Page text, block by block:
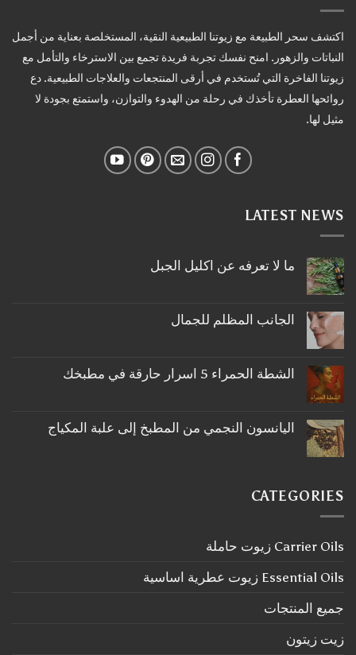
اكتشف سحر الطبيعة مع زيوتنا الطبيعية النقية، المستخلصة بعناية من أجمل
النباتات والزهور. امنح نفسك تجربة فريدة تجمع بين الاسترخاء والتأمل مع
زيوتنا الفاخرة التي تُستخدم في أرقى المنتجعات والعلاجات الطبيعية. دع
روائحها العطرة تأخذك في رحلة من الهدوء والتوازن، واستمتع بجودة لا
مثيل لها.
LATEST NEWS
ما لا تعرفه عن اكليل الجبل
على
ما
اكليل
الجبل
الجانب المظلم للجمال
على
الجانب
الشطة الحمراء 5 اسرار حارقة في مطبخك
على
الشطة
في
مطبخك
اليانسون النجمي من المطبخ إلى علبة المكياج
اليانسون
النجمي
علبة
المكياج
CATEGORIES
Carrier Oils زيوت حاملة
Essential Oils زيوت عطرية اساسية
جميع المنتجات
زيت زيتون